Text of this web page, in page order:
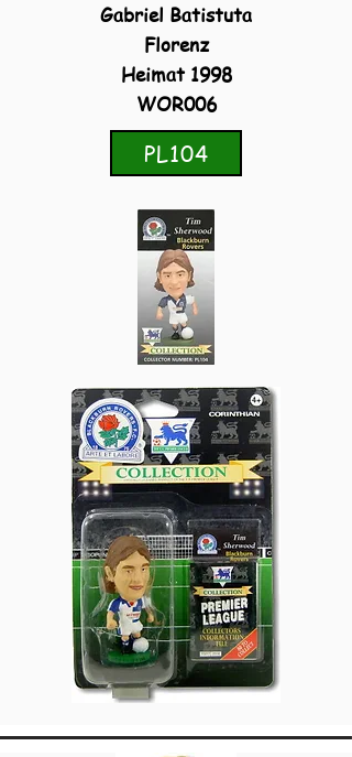
Gabriel Batistuta
Florenz
Heimat 1998
WOR006
PL104